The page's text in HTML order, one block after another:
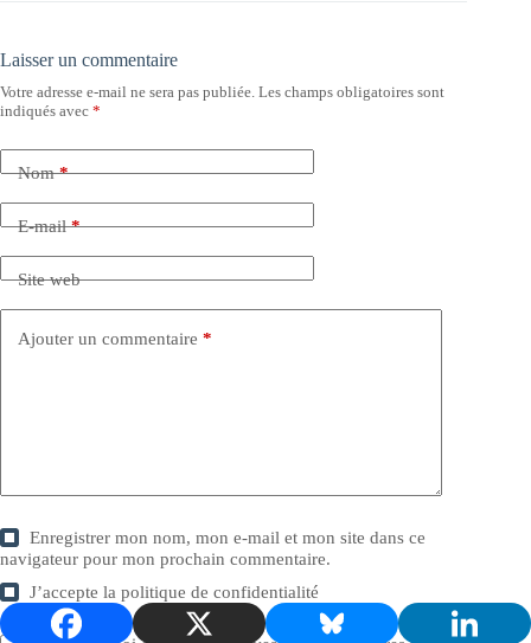
Laisser un commentaire
Votre adresse e-mail ne sera pas publiée. Les champs obligatoires sont
indiqués avec *
Nom*
E-mail*
Site web
Ajouter un commentaire *
Enregistrer mon nom, mon e-mail et mon site dans ce
navigateur pour mon prochain commentaire.
J’accepte lapolitique de confidentialité